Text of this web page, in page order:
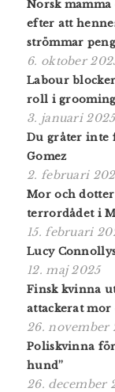
Norsk
efter att
strömmar
6. oktober
Labour
roll i
3. januari 2025
Du gråter inte
Gomez
2. februari
Mor och
terrordådet i
15. februari
Lucy
12. maj 2025
Finsk kvinna
attackerat
26. november
Poliskvinna
hund”
26. december